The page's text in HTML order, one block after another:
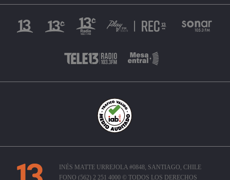
INÉS MATTE URREJOLA #0848, SANTIAGO, CHILE
FONO (562) 2 251 4000 © TODOS LOS DERECHOS